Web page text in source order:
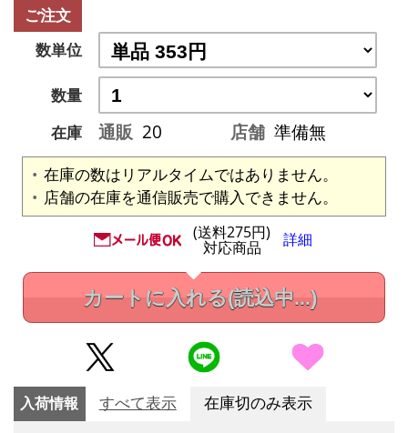
ご注文
数単位
数量
在庫
通販 20 店舗 準備無
在庫の数はリアルタイムではありません。
店舗の在庫を通信販売で購入できません。
(送料275円)
対応商品 詳細
カートに入れる(読込中...)
入荷情報 すべて表示 在庫切のみ表示